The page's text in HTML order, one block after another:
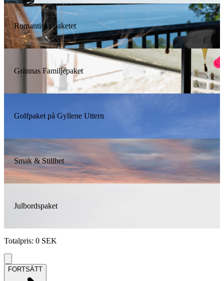
Romantiska paketet
Grännas Familjepaket
Golfpaket på Gyllene Uttern
Smak & Stillhet
Julbordspaket
Totalpris: 0 SEK
FORTSÄTT